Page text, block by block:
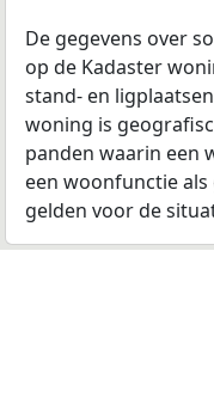
De gegevens over
op de Kadaster
stand- en
woning is
panden waarin een
een woonfunctie
gelden voor de